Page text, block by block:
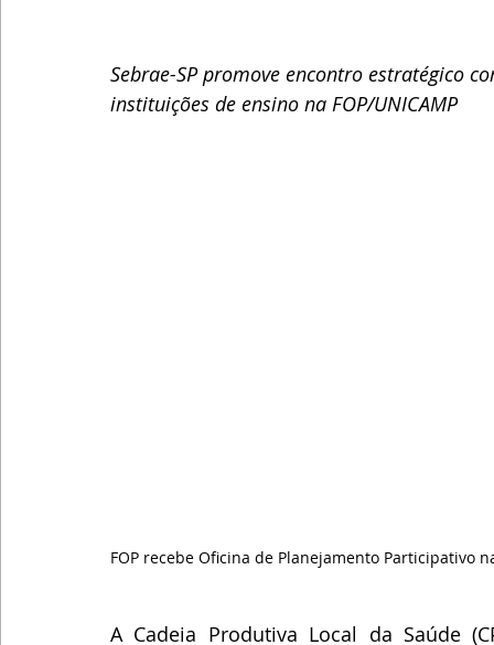
Sebrae-SP promove encontro estratégico
instituições de ensino na FOP/UNICAMP
FOP recebe Oficina de Planejamento Participativo
A Cadeia Produtiva Local da Saúde